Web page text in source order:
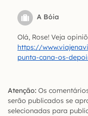
A Bóia
Olá, Rose! Veja
https://
punta-cana-os-
Atenção: Os
serão publicados se
selecionadas para